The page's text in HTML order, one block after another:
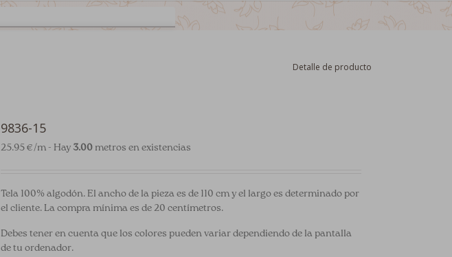
Detalle de producto
9836-15
25.95 €/m - Hay 3.00 metros en existencias
Tela 100% algodón. El ancho de la pieza es de 110 cm y el largo es determinado por
el cliente. La compra mínima es de 20 centímetros.
Debes tener en cuenta que los colores pueden variar dependiendo de la pantalla
de tu ordenador.